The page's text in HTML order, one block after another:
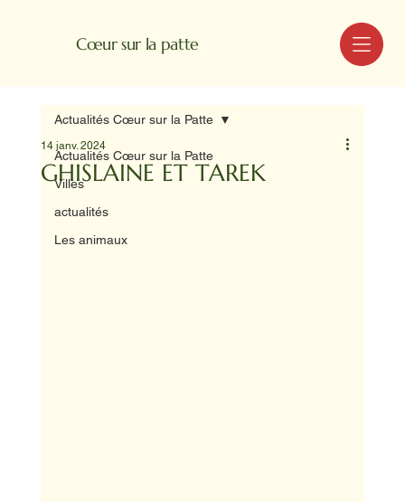
Cœur sur la patte MENU
Actualités Cœur sur la Patte
Villes
actualités
Les animaux
Actualités Cœur sur la Patte
GHISLAINE ET TAREK
14 janv. 2024